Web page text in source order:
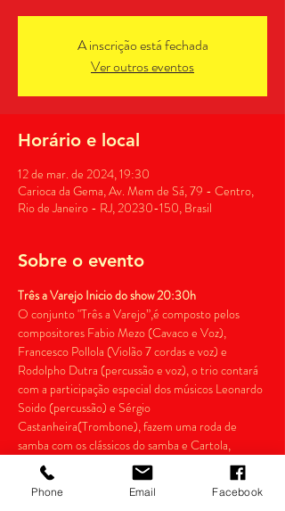
A inscrição está fechada
Ver outros eventos
Horário e local
12 de mar. de 2024, 19:30
Carioca da Gema, Av. Mem de Sá, 79 - Centro,
Rio de Janeiro - RJ, 20230-150, Brasil
Sobre o evento
Três a Varejo Inicio do show 20:30h
O conjunto "Três a Varejo”,é composto pelos
compositores Fabio Mezo (Cavaco e Voz),
Francesco Pollola (Violão 7 cordas e voz) e
Rodolpho Dutra (percussão e voz), o trio contará
com a participação especial dos músicos Leonardo
Soido (percussão) e Sérgio
Castanheira(Trombone), fazem uma roda de
samba com os clássicos do samba e Cartola,
Geraldo Pereira, Chico Buarque, Noel Rosa,
Paulinho da Viola, entre outros. É um samba
como de antigamente! Vale a pena conferir!
Phone Email Facebook